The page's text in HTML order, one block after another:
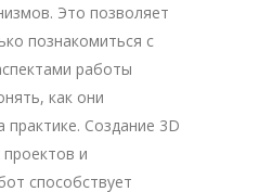
Это позволяет
познакомиться с
работы
как они
практике. Создание 3D
и
способствует